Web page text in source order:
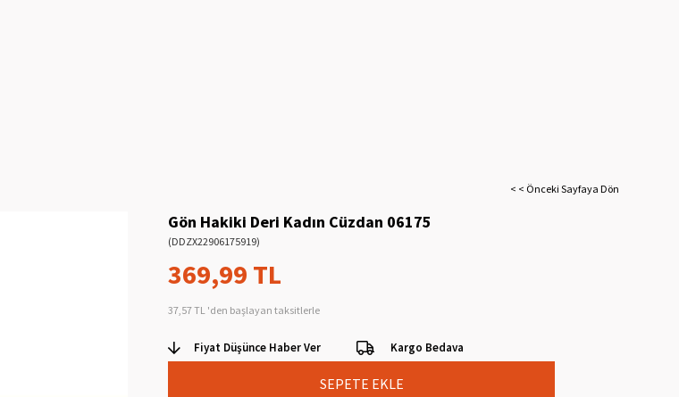
< < Önceki Sayfaya Dön
Gön Hakiki Deri Kadın Cüzdan 06175
(DDZX22906175919)
369,99 TL
37,57 TL 'den başlayan taksitlerle
Fiyat Düşünce Haber Ver Kargo Bedava